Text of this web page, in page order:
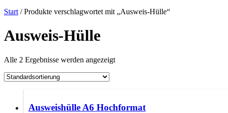
Start / Produkte verschlagwortet mit „Ausweis-Hülle“
Ausweis-Hülle
Alle 2 Ergebnisse werden angezeigt
Ausweishülle A6 Hochformat